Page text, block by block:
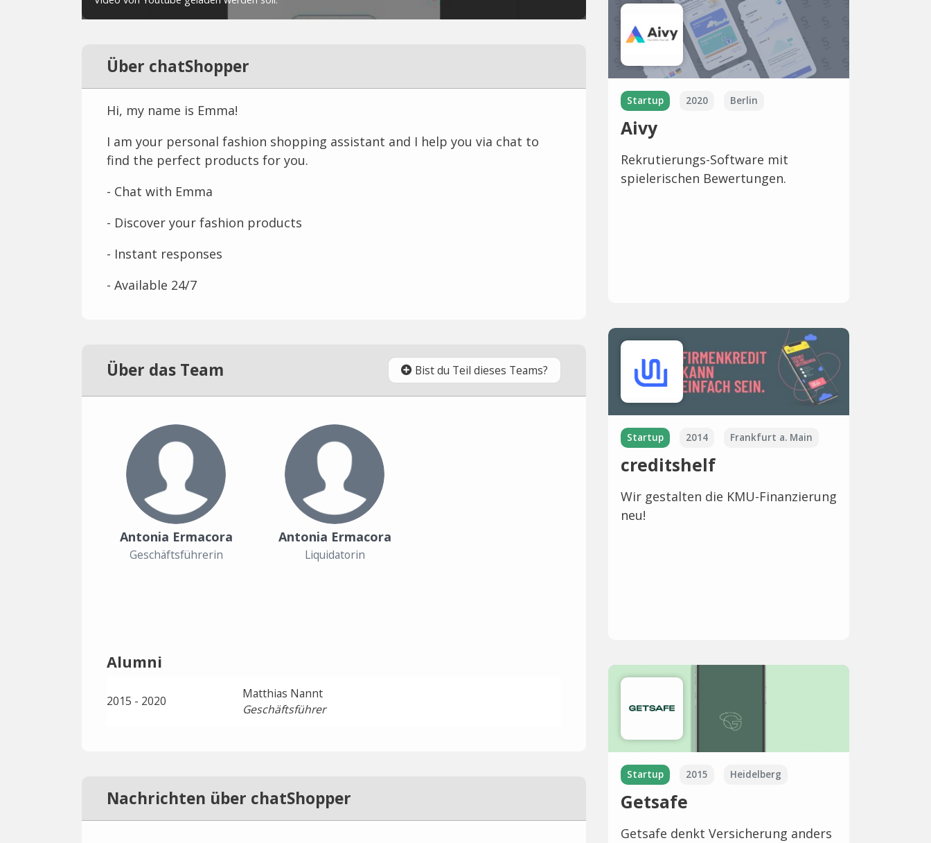
Über chatShopper
Hi, my name is Emma!
I am your personal fashion shopping assistant and I help you via chat to
find the perfect products for you.
- Chat with Emma
- Discover your fashion products
- Instant responses
- Available 24/7
Über das Team Bist du Teil dieses Teams?
Antonia Ermacora
Geschäftsführerin
Antonia Ermacora
Liquidatorin
Alumni
2015 - 2020
Matthias Nannt
Geschäftsführer
Nachrichten über chatShopper
Startup 2020 Berlin
Aivy
Rekrutierungs-Software mit
spielerischen Bewertungen.
Startup 2014 Frankfurt a. Main
creditshelf
Wir gestalten die KMU-Finanzierung
neu!
Startup 2015 Heidelberg
Getsafe
Getsafe denkt Versicherung anders